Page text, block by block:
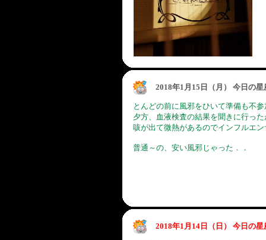
2018年1月15日（月） 今日の
とんどの前に風邪をひいて準備も不参
夕方、血液検査の結果を聞きに行っ
咳が出て微熱があるのでインフルエ
普通～の、安い風邪じゃった．．
2018年1月14日（日） 今日の